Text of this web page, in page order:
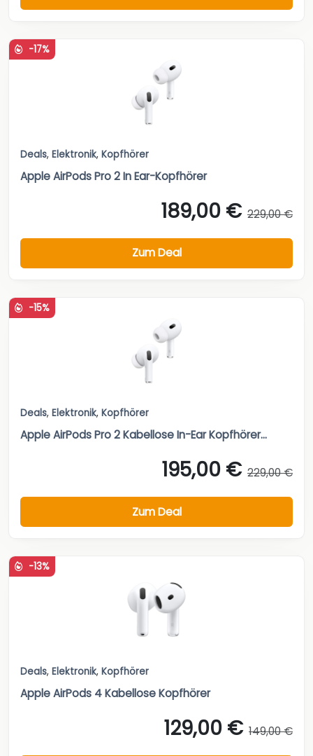
-17%
Deals, Elektronik, Kopfhörer
Apple AirPods Pro 2 In Ear-Kopfhörer
189,00 € 229,00 €
Zum Deal
-15%
Deals, Elektronik, Kopfhörer
Apple AirPods Pro 2 Kabellose In-Ear Kopfhörer...
195,00 € 229,00 €
Zum Deal
-13%
Deals, Elektronik, Kopfhörer
Apple AirPods 4 Kabellose Kopfhörer
129,00 € 149,00 €